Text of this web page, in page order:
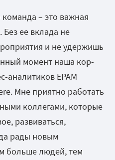
– это важная
Без ее вклада не
и не удержишь
момент наша кор-
аналитиков EPAM
Мне приятно работать
коллегами, которые
развиваться,
рады новым
больше людей, тем